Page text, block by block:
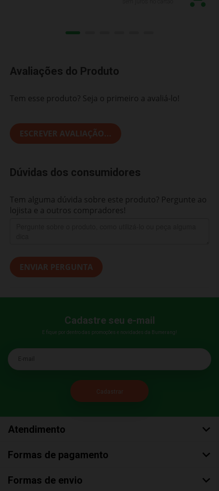
Avaliações do Produto
Tem esse produto? Seja o primeiro a avaliá-lo!
ESCREVER AVALIAÇÃO...
Dúvidas dos consumidores
Tem alguma dúvida sobre este produto? Pergunte ao
lojista e a outros compradores!
ENVIAR PERGUNTA
Cadastre seu e-mail
E fique por dentro das promoções e novidades da Bumerang!
E-mail
Atendimento
Formas de pagamento
Formas de envio